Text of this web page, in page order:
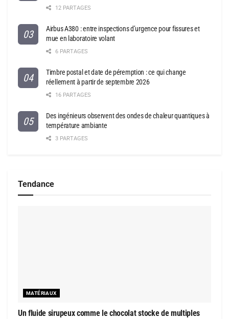
12 PARTAGES
Airbus A380 : entre inspections d’urgence pour fissures et
mue en laboratoire volant
6 PARTAGES
Timbre postal et date de péremption : ce qui change
réellement à partir de septembre 2026
16 PARTAGES
Des ingénieurs observent des ondes de chaleur quantiques à
température ambiante
3 PARTAGES
Tendance
MATÉRIAUX
Un fluide sirupeux comme le chocolat stocke de multiples